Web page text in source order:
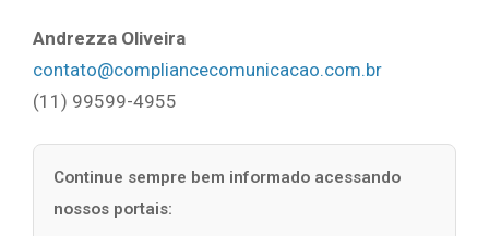
Andrezza Oliveira
contato@compliancecomunicacao.com.br
(11) 99599-4955
Continue sempre bem informado acessando
nossos portais: